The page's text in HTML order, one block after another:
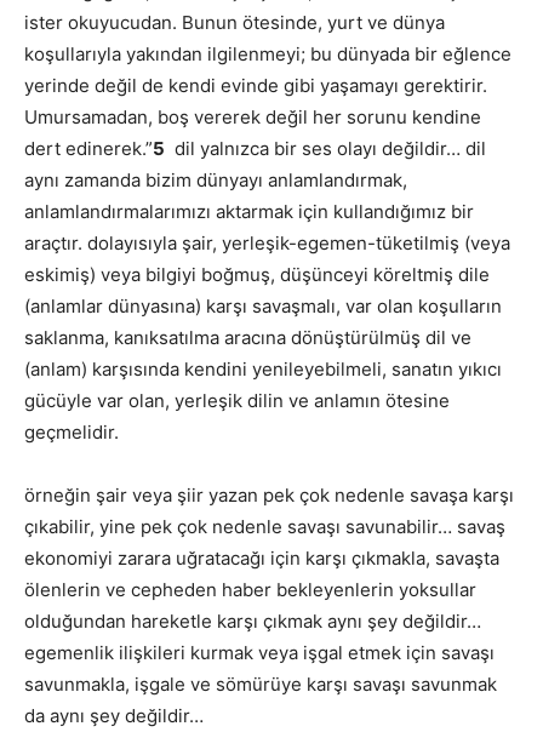
ister okuyucudan. Bunun ötesinde, yurt ve dünya
koşullarıyla yakından ilgilenmeyi; bu dünyada bir eğlence
yerinde değil de kendi evinde gibi yaşamayı gerektirir.
Umursamadan, boş vererek değil her sorunu kendine
dert edinerek.”5 dil yalnızca bir ses olayı değildir… dil
aynı zamanda bizim dünyayı anlamlandırmak,
anlamlandırmalarımızı aktarmak için kullandığımız bir
araçtır. dolayısıyla şair, yerleşik-egemen-tüketilmiş (veya
eskimiş) veya bilgiyi boğmuş, düşünceyi köreltmiş dile
(anlamlar dünyasına) karşı savaşmalı, var olan koşulların
saklanma, kanıksatılma aracına dönüştürülmüş dil ve
(anlam) karşısında kendini yenileyebilmeli, sanatın yıkıcı
gücüyle var olan, yerleşik dilin ve anlamın ötesine
geçmelidir.
örneğin şair veya şiir yazan pek çok nedenle savaşa karşı
çıkabilir, yine pek çok nedenle savaşı savunabilir… savaş
ekonomiyi zarara uğratacağı için karşı çıkmakla, savaşta
ölenlerin ve cepheden haber bekleyenlerin yoksullar
olduğundan hareketle karşı çıkmak aynı şey değildir…
egemenlik ilişkileri kurmak veya işgal etmek için savaşı
savunmakla, işgale ve sömürüye karşı savaşı savunmak
da aynı şey değildir…